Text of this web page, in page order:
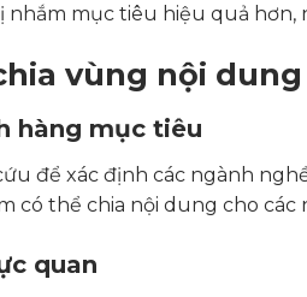
mục tiêu hiệu quả hơn,
vùng nội
hàng mục tiêu
để xác định các ngành
có thể chia nội dung cho
quan